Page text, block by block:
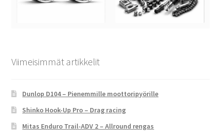
Viimeisimmät artikkelit
Dunlop D104 – Pienemmille moottoripyörille
Shinko Hook-Up Pro – Drag racing
Mitas Enduro Trail-ADV 2 – Allround rengas